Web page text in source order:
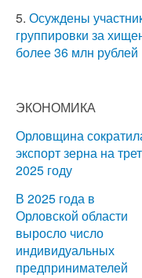
5. Осуждены
группировки за
более 36 млн рублей
ЭКОНОМИКА
Орловщина
экспорт зерна на
2025 году
В 2025 года в
Орловской области
выросло число
индивидуальных
предпринимателей